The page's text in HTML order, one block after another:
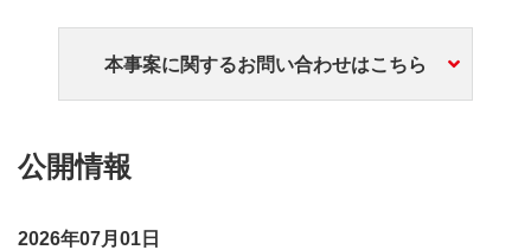
本事案に関するお問い合わせはこちら
公開情報
2026年07月01日